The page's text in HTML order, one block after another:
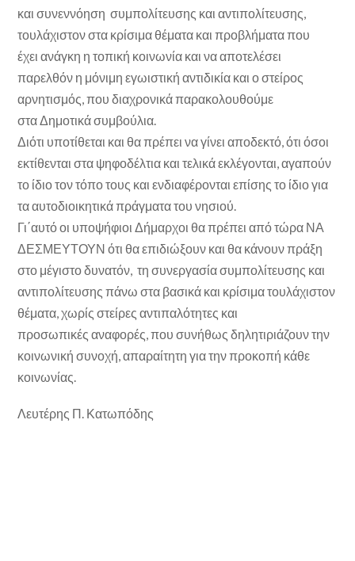
και συνεννόηση συμπολίτευσης και αντιπολίτευσης,
τουλάχιστον στα κρίσιμα θέματα και προβλήματα που
έχει ανάγκη η τοπική κοινωνία και να αποτελέσει
παρελθόν η μόνιμη εγωιστική αντιδικία και ο στείρος
αρνητισμός, που διαχρονικά παρακολουθούμε
στα Δημοτικά συμβούλια.
Διότι υποτίθεται και θα πρέπει να γίνει αποδεκτό, ότι όσοι
εκτίθενται στα ψηφοδέλτια και τελικά εκλέγονται, αγαπούν
το ίδιο τον τόπο τους και ενδιαφέρονται επίσης το ίδιο για
τα αυτοδιοικητικά πράγματα του νησιού.
Γι΄αυτό οι υποψήφιοι Δήμαρχοι θα πρέπει από τώρα ΝΑ
ΔΕΣΜΕΥΤΟΥΝ ότι θα επιδιώξουν και θα κάνουν πράξη
στο μέγιστο δυνατόν, τη συνεργασία συμπολίτευσης και
αντιπολίτευσης πάνω στα βασικά και κρίσιμα τουλάχιστον
θέματα, χωρίς στείρες αντιπαλότητες και
προσωπικές αναφορές, που συνήθως δηλητιριάζουν την
κοινωνική συνοχή, απαραίτητη για την προκοπή κάθε
κοινωνίας.
Λευτέρης Π. Κατωπόδης